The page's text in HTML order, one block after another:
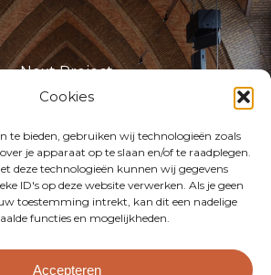
Cookies
te bieden, gebruiken wij technologieën zoals
je apparaat op te slaan en/of te raadplegen.
deze technologieën kunnen wij gegevens
ID's op deze website verwerken. Als je geen
toestemming intrekt, kan dit een nadelige
functies en mogelijkheden.
Accepteren
Next Project
Van Ostaijensite